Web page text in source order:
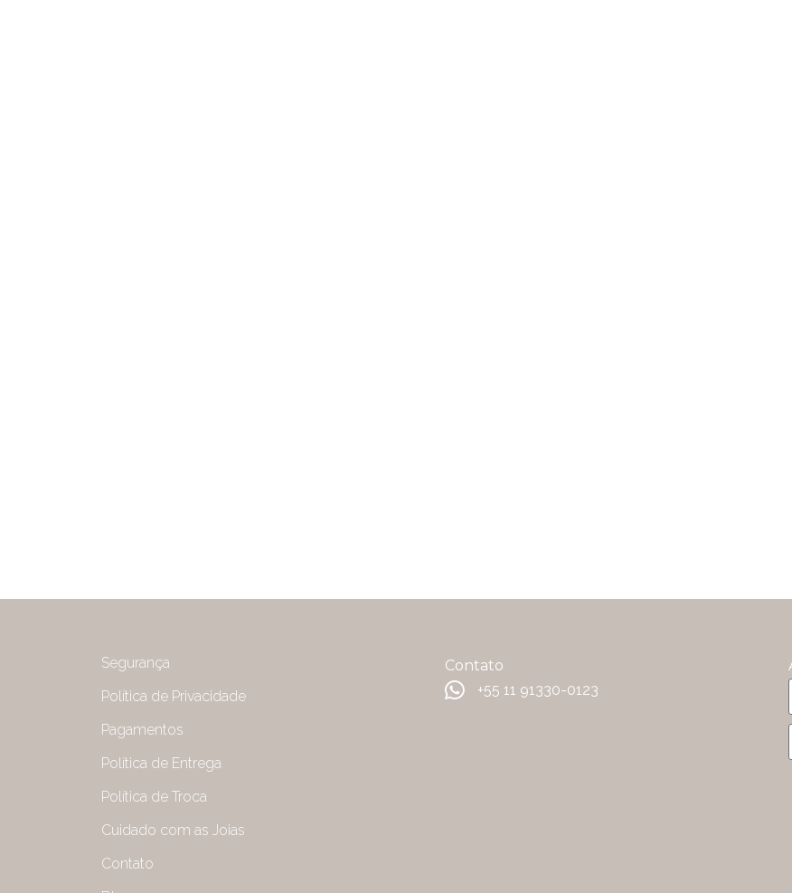
Segurança
Política de Privacidade
Pagamentos
Política de Entrega
Política de Troca
Cuidado com as Joias
Contato
Contato
+55 11 91330-0123